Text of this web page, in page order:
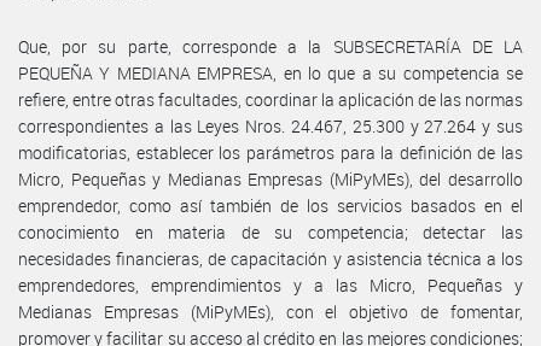
Que, por su parte, corresponde a la SUBSECRETARÍA DE LA
PEQUEÑA Y MEDIANA EMPRESA, en lo que a su competencia se
refiere, entre otras facultades, coordinar la aplicación de las normas
correspondientes a las Leyes Nros. 24.467, 25.300 y 27.264 y sus
modificatorias, establecer los parámetros para la definición de las
Micro, Pequeñas y Medianas Empresas (MiPyMEs), del desarrollo
emprendedor, como así también de los servicios basados en el
conocimiento en materia de su competencia; detectar las
necesidades financieras, de capacitación y asistencia técnica a los
emprendedores, emprendimientos y a las Micro, Pequeñas y
Medianas Empresas (MiPyMEs), con el objetivo de fomentar,
promover y facilitar su acceso al crédito en las mejores condiciones;